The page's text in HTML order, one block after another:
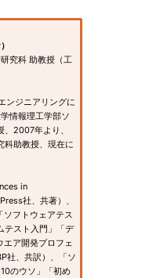
究科 助教授（工
ンジニアリングに
情報理工学部ソ
2007年より、
科助教授、現在に
in
社、共著）、
ソフトウェアテス
テスト入門」「デ
エア開発プロフェ
社、共訳）、「ソ
のウソ」「初め